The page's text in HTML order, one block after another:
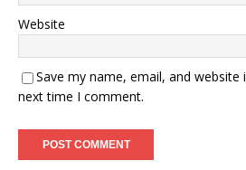
Website
Save my name, email, and
next time I comment.